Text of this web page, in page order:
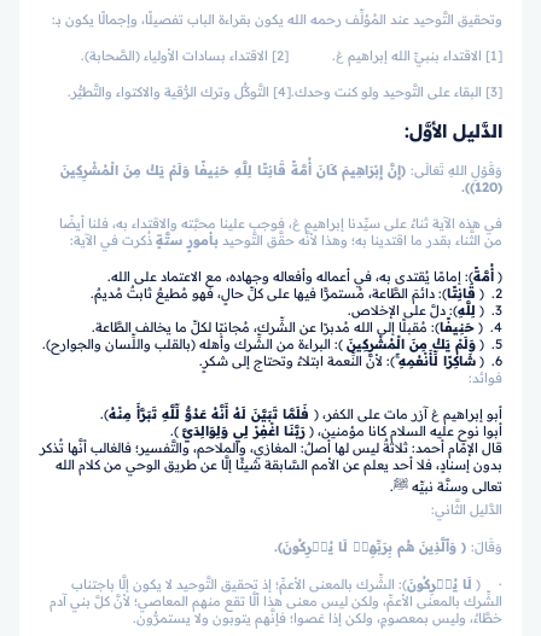
وتحقيق التَّوحيد عند المُؤلِّف رحمه الله يكون بقراءة الباب تفصيلًا، وإجمالًا يكون بـ:
[1] الاقتداء بنبيِّ الله إبراهيم ڠ. [2] الاقتداء بسادات الأولياء (الصَّحابة).
[3] البقاء على التَّوحيد ولو كنت وحدك.[4] التَّوكُّل وترك الرُّقية والاكتواء والتَّطيُّر.
الدَّليل الأوَّل:
وَقَوْلِ اللهِ تَعَالَى: ﴿إِنَّ إِبْرَاهِيمَ كَانَ أُمَّةً قَانِتًا لِلَّهِ حَنِيفًا وَلَمْ يَكُ مِنَ الْمُشْرِكِينَ
(120)﴾.
في هذه الآية ثناءٌ على سيِّدنا إبراهيم ڠ، فوجب علينا محبَّته والاقتداء به، فلنا أيضًا
من الثَّناء بقدر ما اقتدينا به؛ وهذا لأنَّه حقَّق التَّوحيد بأمورٍ ستَّةٍ ذُكرت في الآية:
﴿ أُمَّةً﴾: إمامًا يُقتدى به، في أعماله وأفعاله وجهاده، مع الاعتماد على الله.
2. ﴿
قَانِتًا﴾: دائمَ الطَّاعة، مُستمرًّا فيها على كلِّ حالٍ، فهو مُطيعٌ ثابتٌ مُديمٌ.
3. ﴿
لِلَّهِ﴾: دلَّ على الإخلاص.
4. ﴿
حَنِيفًا﴾: مُقبلًا إلى الله مُدبرًا عن الشِّرك، مُجانبًا لكلِّ ما يخالف الطَّاعة.
5. ﴿
وَلَمْ يَكُ مِنَ الْمُشْرِكِينَ ﴾: البراءة من الشِّرك وأهله (بالقلب واللِّسان والجوارح).
6. ﴿
شَاكِرًا لِّأَنْعُمِهِ ۚ﴾: لأنَّ النِّعمة ابتلاءٌ وتحتاج إلى شكرٍ.
فوائد:
أبو إبراهيم ڠ آزر مات على الكفر، ﴿ فَلَمَّا تَبَيَّنَ لَهُ أَنَّهُ عَدُوٌّ لِّلَّهِ تَبَرَّأَ مِنْهُ﴾.
أبوا نوحٍ عليه السلام كانا مؤمنين، ﴿ رَبَّنَا اغْفِرْ لِي وَلِوَالِدَيَّ ﴾.
قال الإمام أحمد: ثلاثةٌ ليس لها أصلٌ: المغازي، والملاحم، والتَّفسير؛ فالغالب أنَّها تُذكر
بدون إسنادٍ، فلا أحد يعلم عن الأمم السَّابقة شيئًا إلَّا عن طريق الوحي من كلام الله
تعالى وسنَّة نبيِّه ﷺ.
الدَّليل الثَّاني:
وَقَالَ: ﴿ وَٱلَّذِينَ هُم بِرَبِّهِمۡ لَا يُشۡرِكُونَ﴾.
· ﴿ لَا يُشۡرِكُونَ﴾: الشِّرك بالمعنى الأعمِّ؛ إذ تحقيق التَّوحيد لا يكون إلَّا باجتناب
الشِّرك بالمعنى الأعمِّ، ولكن ليس معنى هذا ألَّا تقع منهم المعاصي؛ لأنَّ كلَّ بني آدم
خطَّاءٌ، وليس بمعصومٍ، ولكن إذا عَصوا؛ فإنَّهم يتوبون ولا يستمرُّون.